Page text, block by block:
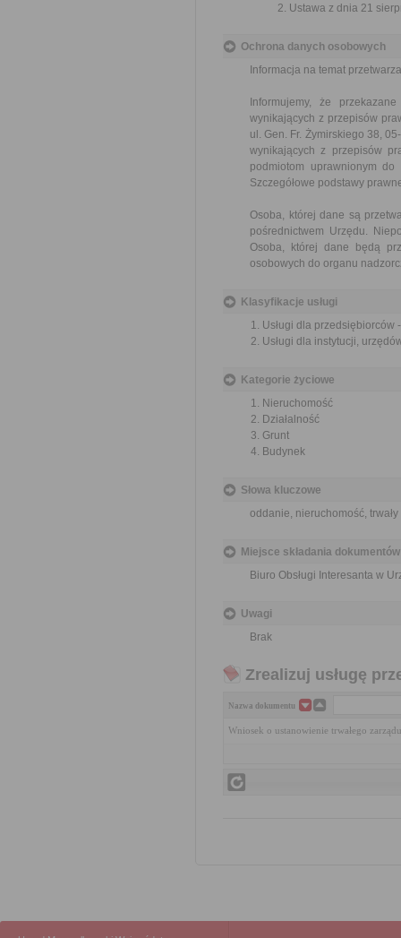
Ustawa z dnia 21
Ochrona danych osobowych
Informacja na temat
Informujemy, że
wynikających z przepisów
ul. Gen. Fr. Żymirskiego 38,
wynikających z przepisów
podmiotom uprawnionym
Szczegółowe podstawy
Osoba, której dane są
pośrednictwem Urzędu.
Osoba, której dane będą
osobowych do organu
Klasyfikacje usługi
Usługi dla przedsiębiorców
Usługi dla instytucji,
Kategorie życiowe
Nieruchomość
Działalność
Grunt
Budynek
Słowa kluczowe
oddanie, nieruchomość,
Miejsce składania dokumentów
Biuro Obsługi Interesanta w
Uwagi
Brak
Zrealizuj usługę
Nazwa dokumentu
Wniosek o ustanowienie trwałego